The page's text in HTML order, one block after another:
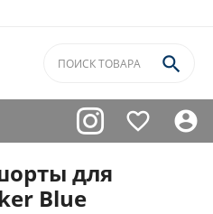



для
Blue